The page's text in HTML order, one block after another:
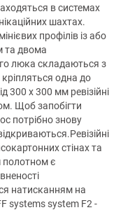
в системах
шахтах.
профілів із або
та двома
люка складаються з
одна до
300 х 300 мм ревізійні
Щоб запобігти
потрібно знову
стінах та
є
натисканням на
systems system F2 -